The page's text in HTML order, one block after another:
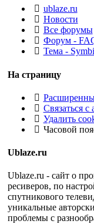
ublaze.ru
Новости
Все форумы
Форум -
Тема -
На страницу
Связаться
Удалить
Часовой
Ublaze.ru
Ublaze.ru - сайт о
ресиверов, по
спутникового
уникальные
проблемы с